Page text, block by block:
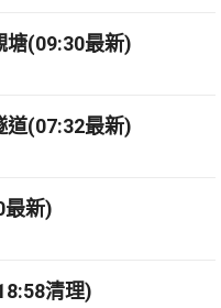
塘(09:30最新)
道(07:32最新)
最新)
清理)